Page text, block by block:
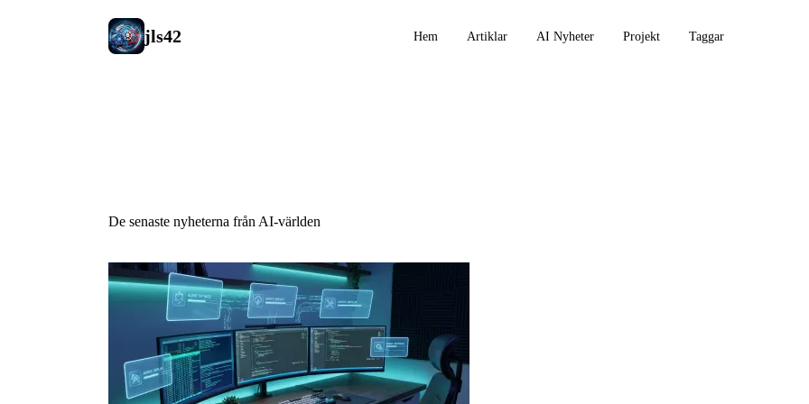
jls42 Hem Artiklar AI Nyheter Projekt Taggar
De senaste nyheterna från AI-världen